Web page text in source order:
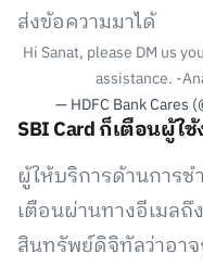
ส่งข้อความมาได้
Hi Sanat, please DM us
assistance. -
— HDFC Bank Cares
SBI Card ก็เตือนผู้ใ
ผู้ให้บริการด้านการช
เตือนผ่านทางอีเมลถึ
สินทรัพย์ดิจิทัลว่าอา